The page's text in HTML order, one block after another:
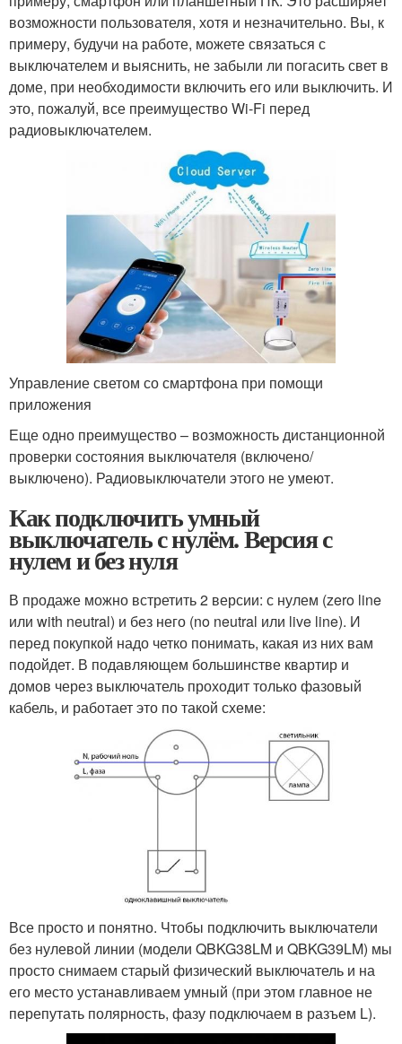
возможности пользователя, хотя и незначительно. Вы, к
примеру, будучи на работе, можете связаться с
выключателем и выяснить, не забыли ли погасить свет в
доме, при необходимости включить его или выключить. И
это, пожалуй, все преимущество Wi-Fi перед
радиовыключателем.
Управление светом со смартфона при помощи
приложения
Еще одно преимущество – возможность дистанционной
проверки состояния выключателя (включено/
выключено). Радиовыключатели этого не умеют.
Как подключить умный
выключатель с нулём. Версия с
нулем и без нуля
В продаже можно встретить 2 версии: с нулем (zero line
или with neutral) и без него (no neutral или live line). И
перед покупкой надо четко понимать, какая из них вам
подойдет. В подавляющем большинстве квартир и
домов через выключатель проходит только фазовый
кабель, и работает это по такой схеме:
Все просто и понятно. Чтобы подключить выключатели
без нулевой линии (модели QBKG38LM и QBKG39LM) мы
просто снимаем старый физический выключатель и на
его место устанавливаем умный (при этом главное не
перепутать полярность, фазу подключаем в разъем L).